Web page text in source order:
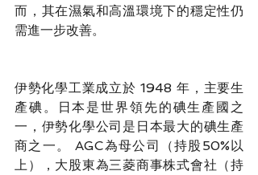
而，其在濕氣和高溫環境下的穩定性仍
需進一步改善。
伊勢化學工業成立於 1948 年，主要生
產碘。日本是世界領先的碘生產國之
一，伊勢化學公司是日本最大的碘生產
商之一。 AGC為母公司（持股50%以
上），大股東為三菱商事株式會社（持